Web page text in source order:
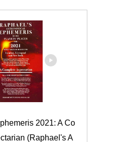
2021: A Co
(Raphael's A